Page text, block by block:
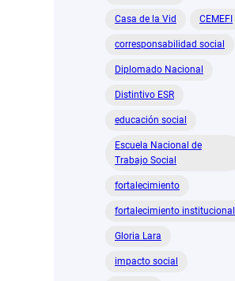
Casa de la Vid CEMEFI
corresponsabilidad social
Diplomado Nacional
Distintivo ESR
educación social
Escuela Nacional de
Trabajo Social
fortalecimiento
fortalecimiento institucional
Gloria Lara
impacto social